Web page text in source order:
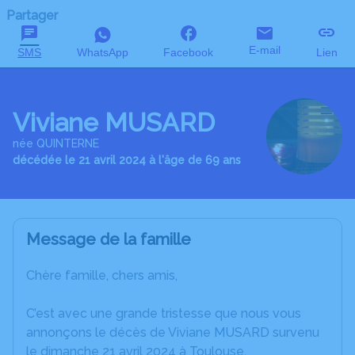
Partager
SMS WhatsApp Facebook E-mail Lien
Viviane MUSARD
née QUINTERNE
décédée le 21 avril 2024 à l'âge de 69 ans
Message de la famille
Chère famille, chers amis,
C’est avec une grande tristesse que nous vous
annonçons le décès de Viviane MUSARD survenu
le dimanche 21 avril 2024 à Toulouse.